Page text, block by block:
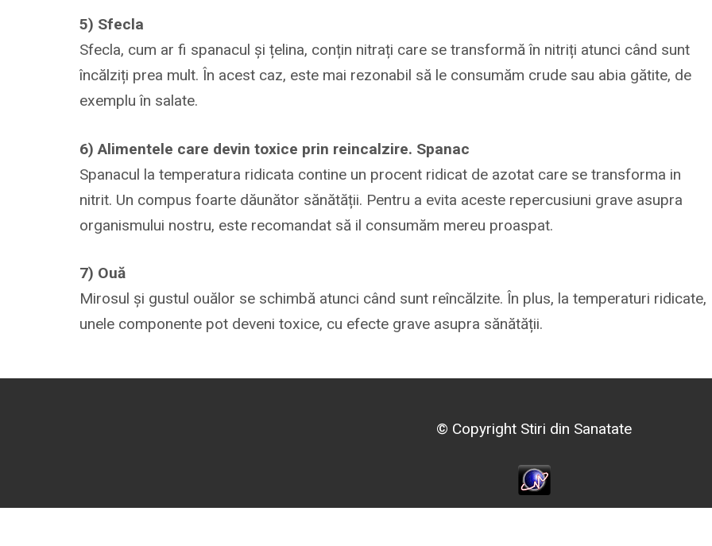
5) Sfecla
Sfecla, cum ar fi spanacul și țelina, conțin nitrați care se transformă în nitriți atunci când sunt
încălziți prea mult. În acest caz, este mai rezonabil să le consumăm crude sau abia gătite, de
exemplu în salate.
6) Alimentele care devin toxice prin reincalzire. Spanac
Spanacul la temperatura ridicata contine un procent ridicat de azotat care se transforma in
nitrit. Un compus foarte dăunător sănătății. Pentru a evita aceste repercusiuni grave asupra
organismului nostru, este recomandat să il consumăm mereu proaspat.
7) Ouă
Mirosul și gustul ouălor se schimbă atunci când sunt reîncălzite. În plus, la temperaturi ridicate,
unele componente pot deveni toxice, cu efecte grave asupra sănătății.
© Copyright Stiri din Sanatate